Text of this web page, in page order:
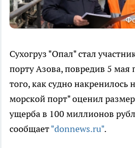
Сухогруз "Опал" стал
порту Азова, повредив 5 мая
того, как судно накренилось
морской порт" оценил
ущерба в 100 миллионов
сообщает"donnews.ru".